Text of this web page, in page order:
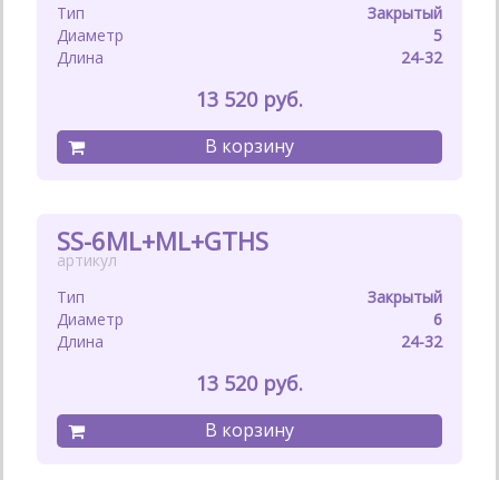
Закрытый
5
24-32
13 520
Закрытый
6
24-32
SS-6ML+ML+GTHS
13 520